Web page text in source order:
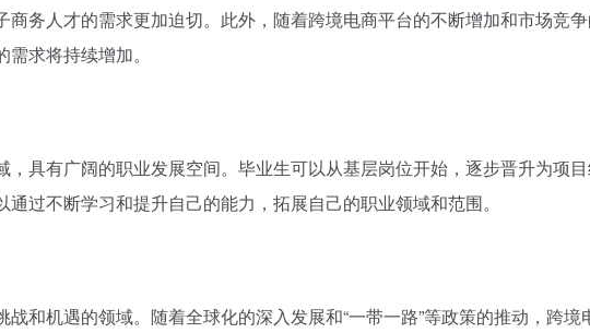
商务人才的需求更加迫切。此外，随着跨境电商平台的不断增加和市场竞
求将持续增加。
，具有广阔的职业发展空间。毕业生可以从基层岗位开始，逐步晋升为项
过不断学习和提升自己的能力，拓展自己的职业领域和范围。
和机遇的领域。随着全球化的深入发展和“一带一路”等政策的推动，跨